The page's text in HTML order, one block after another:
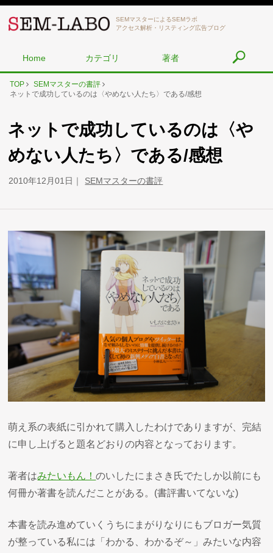
SEMマスターによるSEMラボ
アクセス解析・リスティング広告ブログ
Home カテゴリ 著者
TOP
SEMマスターの書評
ネットで成功しているのは〈やめない人たち〉である/感想
ネットで成功しているのは〈や
めない人たち〉である/感想
2010年12月01日 SEMマスターの書評
萌え系の表紙に引かれて購入したわけでありますが、完結
に申し上げると題名どおりの内容となっております。
著者はみたいもん！のいしたにまさき氏でたしか以前にも
何冊か著書を読んだことがある。(書評書いてないな)
本書を読み進めていくうちにまがりなりにもブロガー気質
が整っている私には「わかる、わかるぞ～」みたいな内容